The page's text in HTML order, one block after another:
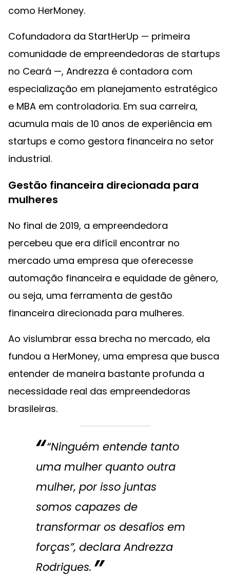
como HerMoney.
Cofundadora da StartHerUp — primeira
comunidade de empreendedoras de startups
no Ceará —, Andrezza é contadora com
especialização em planejamento estratégico
e MBA em controladoria. Em sua carreira,
acumula mais de 10 anos de experiência em
startups e como gestora financeira no setor
industrial.
Gestão financeira direcionada para
mulheres
No final de 2019, a empreendedora
percebeu que era difícil encontrar no
mercado uma empresa que oferecesse
automação financeira e equidade de gênero,
ou seja, uma ferramenta de gestão
financeira direcionada para mulheres.
Ao vislumbrar essa brecha no mercado, ela
fundou a HerMoney, uma empresa que busca
entender de maneira bastante profunda a
necessidade real das empreendedoras
brasileiras.
“Ninguém entende tanto
uma mulher quanto outra
mulher, por isso juntas
somos capazes de
transformar os desafios em
forças”, declara Andrezza
Rodrigues.